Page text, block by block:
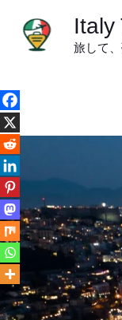
キ
ッ
プ
Italy
旅して